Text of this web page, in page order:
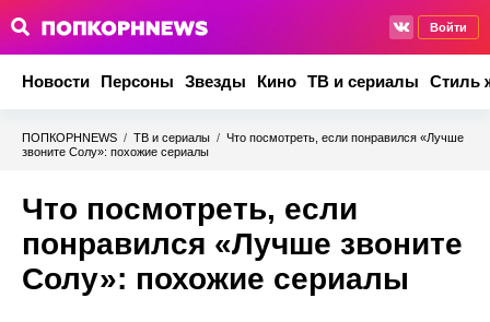
Войти
Новости Персоны Звезды Кино ТВ и сериалы Стиль
ПОПКОРНNEWS / ТВ и сериалы / Что посмотреть, если понравился «Лучше
звоните Солу»: похожие сериалы
Что посмотреть, если
понравился «Лучше звоните
Солу»: похожие сериалы